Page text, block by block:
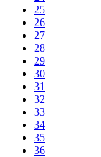
25
26
27
28
29
30
31
32
33
34
35
36